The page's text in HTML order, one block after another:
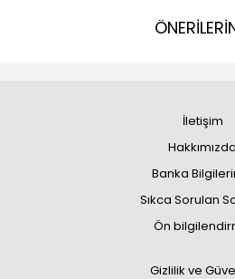
İletişim
Hakkımızda
Banka
Sıkca Sorulan
Ön
Gizlilik ve